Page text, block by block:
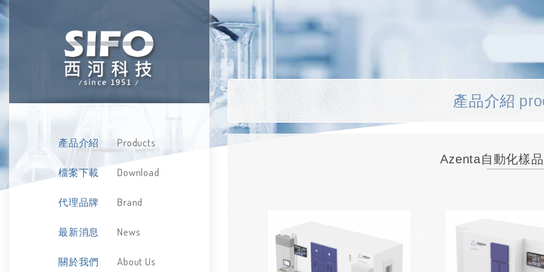
產品介紹 Products
檔案下載 Download
代理品牌 Brand
最新消息 News
關於我們 About Us
產品介紹
Azenta自動化樣